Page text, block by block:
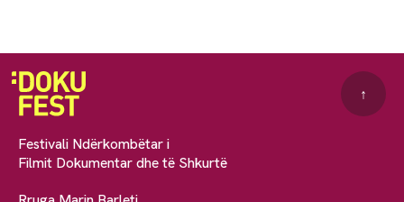
Festivali Ndërkombëtar i
Filmit Dokumentar dhe të Shkurtë
↑